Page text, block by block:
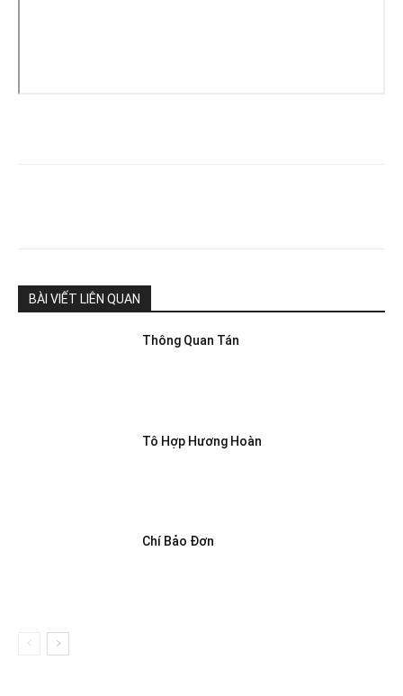
BÀI VIẾT LIÊN QUAN
Thông Quan Tán
Tô Hợp Hương Hoàn
Chí Bảo Đơn